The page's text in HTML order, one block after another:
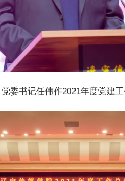
党委书记任伟作2021年度党建